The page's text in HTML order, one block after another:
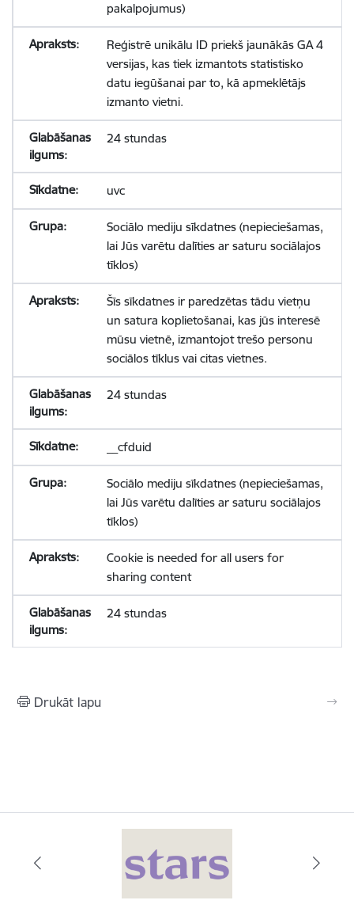
pakalpojumus)
Reģistrē unikālu ID priekš jaunākās GA 4
versijas, kas tiek izmantots statistisko
datu iegūšanai par to, kā apmeklētājs
izmanto vietni.
24 stundas
uvc
Sociālo mediju sīkdatnes (nepieciešamas,
lai Jūs varētu dalīties ar saturu sociālajos
tīklos)
Šīs sīkdatnes ir paredzētas tādu vietņu
un satura koplietošanai, kas jūs interesē
mūsu vietnē, izmantojot trešo personu
sociālos tīklus vai citas vietnes.
24 stundas
__cfduid
Sociālo mediju sīkdatnes (nepieciešamas,
lai Jūs varētu dalīties ar saturu sociālajos
tīklos)
Cookie is needed for all users for
sharing content
24 stundas
Drukāt lapu